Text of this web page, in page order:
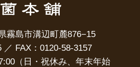
霧島市溝辺町麓876−15
／ FAX：0120-58-3157
（日・祝休み、年末年始